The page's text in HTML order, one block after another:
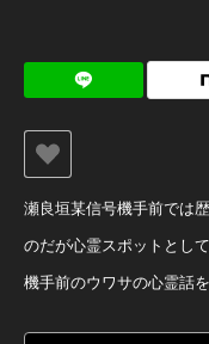
瀬良垣某信号機手前では
のだが心霊スポットとし
機手前のウワサの心霊話を